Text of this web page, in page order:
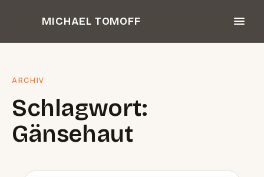
MICHAEL TOMOFF
ARCHIV
Schlagwort:
Gänsehaut